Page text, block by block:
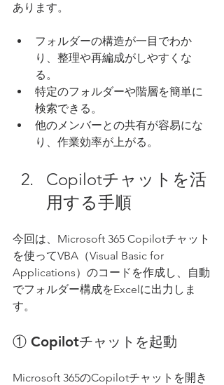
あります。
フォルダーの構造が一目でわか
り、整理や再編成がしやすくな
る。
特定のフォルダーや階層を簡単に
検索できる。
他のメンバーとの共有が容易にな
り、作業効率が上がる。
Copilotチャットを活
用する手順
今回は、Microsoft 365 Copilotチャット
を使ってVBA（Visual Basic for
Applications）のコードを作成し、自動
でフォルダー構成をExcelに出力しま
す。
① Copilotチャットを起動
Microsoft 365のCopilotチャットを開き